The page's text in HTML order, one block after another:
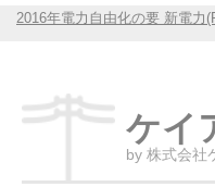
2016年電力自由化の要 新電力
ケイ
by 株式会社